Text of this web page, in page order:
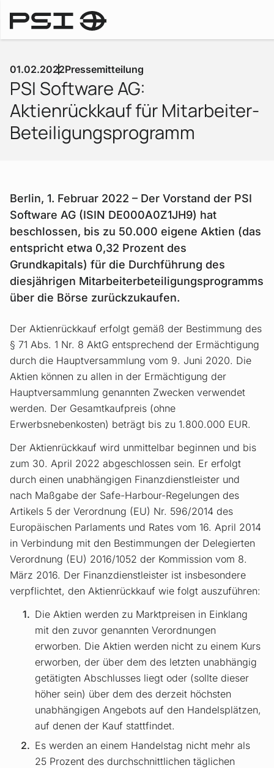
01.02.2022Pressemitteilung
PSI Software AG:
Aktienrückkauf für Mitarbeiter-
Beteiligungsprogramm
Berlin, 1. Februar 2022 – Der Vorstand der PSI
Software AG (ISIN DE000A0Z1JH9) hat
beschlossen, bis zu 50.000 eigene Aktien (das
entspricht etwa 0,32 Prozent des
Grundkapitals) für die Durchführung des
diesjährigen Mitarbeiterbeteiligungsprogramms
über die Börse zurückzukaufen.
Der Aktienrückkauf erfolgt gemäß der Bestimmung des
§ 71 Abs. 1 Nr. 8 AktG entsprechend der Ermächtigung
durch die Hauptversammlung vom 9. Juni 2020. Die
Aktien können zu allen in der Ermächtigung der
Hauptversammlung genannten Zwecken verwendet
werden. Der Gesamtkaufpreis (ohne
Erwerbsnebenkosten) beträgt bis zu 1.800.000 EUR.
Der Aktienrückkauf wird unmittelbar beginnen und bis
zum 30. April 2022 abgeschlossen sein. Er erfolgt
durch einen unabhängigen Finanzdienstleister und
nach Maßgabe der Safe-Harbour-Regelungen des
Artikels 5 der Verordnung (EU) Nr. 596/2014 des
Europäischen Parlaments und Rates vom 16. April 2014
in Verbindung mit den Bestimmungen der Delegierten
Verordnung (EU) 2016/1052 der Kommission vom 8.
März 2016. Der Finanzdienstleister ist insbesondere
verpflichtet, den Aktienrückkauf wie folgt auszuführen:
Die Aktien werden zu Marktpreisen in Einklang
mit den zuvor genannten Verordnungen
erworben. Die Aktien werden nicht zu einem Kurs
erworben, der über dem des letzten unabhängig
getätigten Abschlusses liegt oder (sollte dieser
höher sein) über dem des derzeit höchsten
unabhängigen Angebots auf den Handelsplätzen,
auf denen der Kauf stattfindet.
Es werden an einem Handelstag nicht mehr als
25 Prozent des durchschnittlichen täglichen